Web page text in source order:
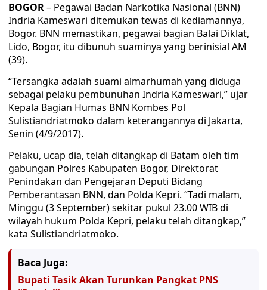
BOGOR– Pegawai Badan Narkotika Nasional (BNN)
Indria Kameswari ditemukan tewas di kediamannya,
Bogor. BNN memastikan, pegawai bagian Balai Diklat,
Lido, Bogor, itu dibunuh suaminya yang berinisial AM
(39).
“Tersangka adalah suami almarhumah yang diduga
sebagai pelaku pembunuhan Indria Kameswari,” ujar
Kepala Bagian Humas BNN Kombes Pol
Sulistiandriatmoko dalam keterangannya di Jakarta,
Senin (4/9/2017).
Pelaku, ucap dia, telah ditangkap di Batam oleh tim
gabungan Polres Kabupaten Bogor, Direktorat
Penindakan dan Pengejaran Deputi Bidang
Pemberantasan BNN, dan Polda Kepri. “Tadi malam,
Minggu (3 September) sekitar pukul 23.00 WIB di
wilayah hukum Polda Kepri, pelaku telah ditangkap,”
kata Sulistiandriatmoko.
Baca Juga:
Bupati Tasik Akan Turunkan Pangkat PNS